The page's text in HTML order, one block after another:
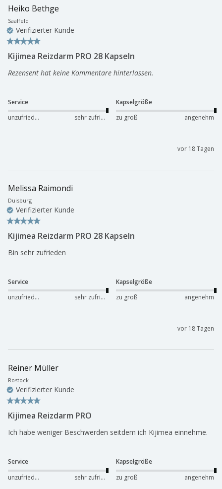
Verifizierter Kunde
Heiko Bethge
Saalfeld
Kijimea Reizdarm PRO 28 Kapseln
Rezensent hat keine Kommentare hinterlassen.
Service
unzufrieden
sehr zufrieden
Kapselgröße
zu groß
angenehm
vor 18 Tagen
Verifizierter Kunde
Melissa Raimondi
Duisburg
Kijimea Reizdarm PRO 28 Kapseln
Bin sehr zufrieden
Service
unzufrieden
sehr zufrieden
Kapselgröße
zu groß
angenehm
vor 18 Tagen
Verifizierter Kunde
Reiner Müller
Rostock
Kijimea Reizdarm PRO
Ich habe weniger Beschwerden seitdem ich Kijimea einnehme.
Service
unzufrieden
sehr zufrieden
Kapselgröße
zu groß
angenehm